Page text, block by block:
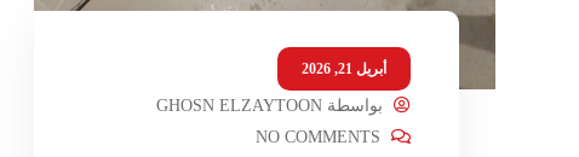
أبريل 21, 2026
بواسطة GHOSN ELZAYTOON
NO COMMENTS